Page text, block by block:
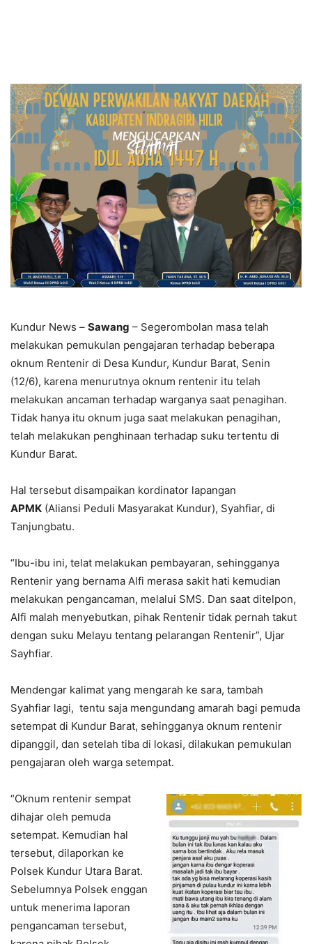
Kundur News – Sawang – Segerombolan masa telah
melakukan pemukulan pengajaran terhadap beberapa
oknum Rentenir di Desa Kundur, Kundur Barat, Senin
(12/6), karena menurutnya oknum rentenir itu telah
melakukan ancaman terhadap warganya saat penagihan.
Tidak hanya itu oknum juga saat melakukan penagihan,
telah melakukan penghinaan terhadap suku tertentu di
Kundur Barat.
Hal tersebut disampaikan kordinator lapangan
APMK (Aliansi Peduli Masyarakat Kundur), Syahfiar, di
Tanjungbatu.
“Ibu-ibu ini, telat melakukan pembayaran, sehingganya
Rentenir yang bernama Alfi merasa sakit hati kemudian
melakukan pengancaman, melalui SMS. Dan saat ditelpon,
Alfi malah menyebutkan, pihak Rentenir tidak pernah takut
dengan suku Melayu tentang pelarangan Rentenir”, Ujar
Sayhfiar.
Mendengar kalimat yang mengarah ke sara, tambah
Syahfiar lagi, tentu saja mengundang amarah bagi pemuda
setempat di Kundur Barat, sehingganya oknum rentenir
dipanggil, dan setelah tiba di lokasi, dilakukan pemukulan
pengajaran oleh warga setempat.
“Oknum rentenir sempat
dihajar oleh pemuda
setempat. Kemudian hal
tersebut, dilaporkan ke
Polsek Kundur Utara Barat.
Sebelumnya Polsek enggan
untuk menerima laporan
pengancaman tersebut,